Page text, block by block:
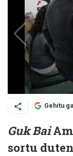
Gehitu
Guk Bai
sortu